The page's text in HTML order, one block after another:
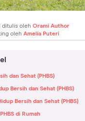
ditulis oleh Orami Author
oleh Amelia Puteri
dan Sehat (PHBS)
Bersih dan Sehat (PHBS)
Bersih dan Sehat (PHBS)
di Rumah